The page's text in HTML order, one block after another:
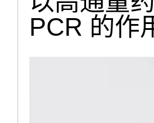
PCR 的作